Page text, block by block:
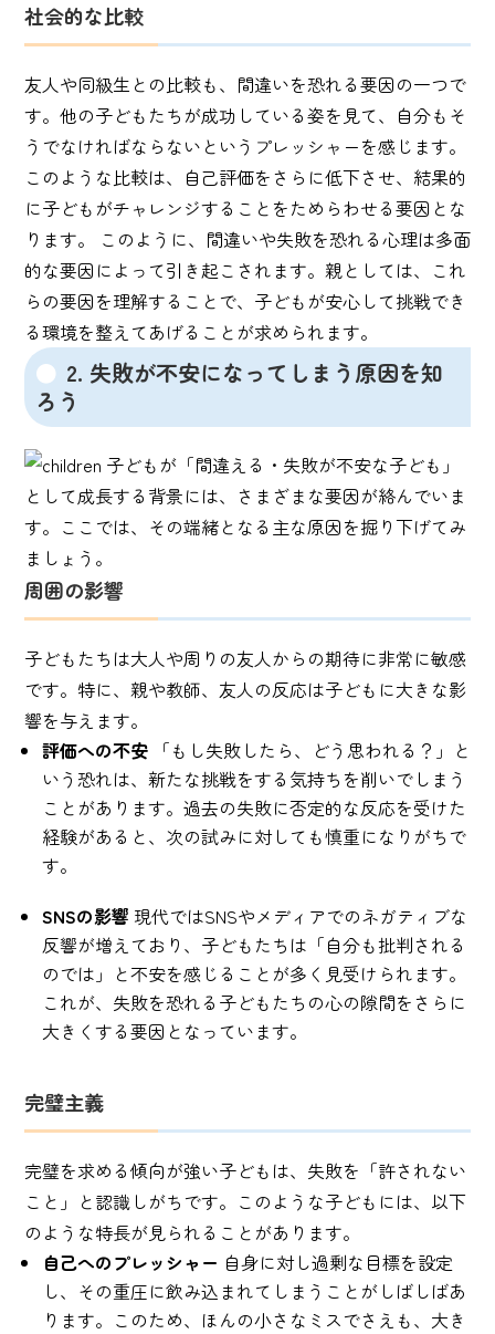
社会的な比較
友人や同級生との比較も、間違いを恐れる要因の一つで
す。他の子どもたちが成功している姿を見て、自分もそ
うでなければならないというプレッシャーを感じます。
このような比較は、自己評価をさらに低下させ、結果的
に子どもがチャレンジすることをためらわせる要因とな
ります。 このように、間違いや失敗を恐れる心理は多面
的な要因によって引き起こされます。親としては、これ
らの要因を理解することで、子どもが安心して挑戦でき
る環境を整えてあげることが求められます。
2. 失敗が不安になってしまう原因を知
ろう
子どもが「間違える・失敗が不安な子ども」
として成長する背景には、さまざまな要因が絡んでいま
す。ここでは、その端緒となる主な原因を掘り下げてみ
ましょう。
周囲の影響
子どもたちは大人や周りの友人からの期待に非常に敏感
です。特に、親や教師、友人の反応は子どもに大きな影
響を与えます。
評価への不安「もし失敗したら、どう思われる？」と
いう恐れは、新たな挑戦をする気持ちを削いでしまう
ことがあります。過去の失敗に否定的な反応を受けた
経験があると、次の試みに対しても慎重になりがちで
す。
SNSの影響 現代ではSNSやメディアでのネガティブな
反響が増えており、子どもたちは「自分も批判される
のでは」と不安を感じることが多く見受けられます。
これが、失敗を恐れる子どもたちの心の隙間をさらに
大きくする要因となっています。
完璧主義
完璧を求める傾向が強い子どもは、失敗を「許されない
こと」と認識しがちです。このような子どもには、以下
のような特長が見られることがあります。
自己へのプレッシャー 自身に対し過剰な目標を設定
し、その重圧に飲み込まれてしまうことがしばしばあ
ります。このため、ほんの小さなミスでさえも、大き